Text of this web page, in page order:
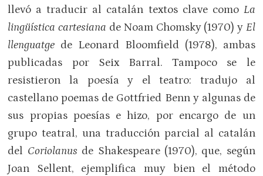
llevó a traducir al catalán textos clave como La
lingüística cartesiana de Noam Chomsky (1970) y El
llenguatge de Leonard Bloomfield (1978), ambas
publicadas por Seix Barral. Tampoco se le
resistieron la poesía y el teatro: tradujo al
castellano poemas de Gottfried Benn y algunas de
sus propias poesías e hizo, por encargo de un
grupo teatral, una traducción parcial al catalán
del Coriolanus de Shakespeare (1970), que, según
Joan Sellent, ejemplifica muy bien el método